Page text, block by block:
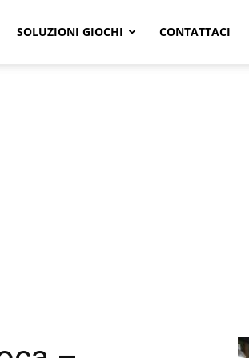
SOLUZIONI GIOCHI CONTATTACI